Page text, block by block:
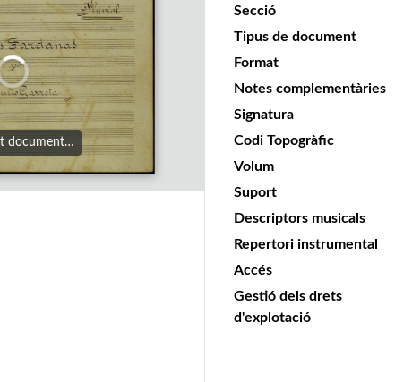
document…
Secció
Tipus de document
Format
Notes complementàries
Signatura
Codi Topogràfic
Volum
Suport
Descriptors musicals
Repertori instrumental
Accés
Gestió dels drets
d'explotació